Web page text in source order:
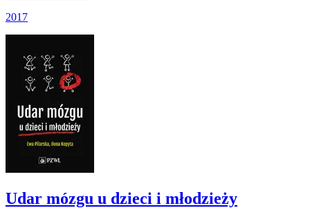
2017
Udar mózgu u dzieci i młodzieży